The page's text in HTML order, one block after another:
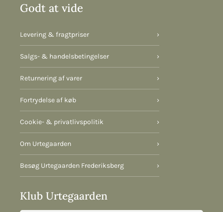
Godt at vide
Levering & fragtpriser ›
Salgs- & handelsbetingelser ›
Returnering af varer ›
Fortrydelse af køb ›
Cookie- & privatlivspolitik ›
Om Urtegaarden ›
Besøg Urtegaarden Frederiksberg ›
Klub Urtegaarden